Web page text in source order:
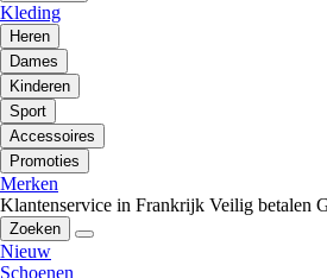
Kleding
Heren
Dames
Kinderen
Sport
Accessoires
Promoties
Merken
Klantenservice in Frankrijk Veilig betalen
Zoeken
Nieuw
Schoenen